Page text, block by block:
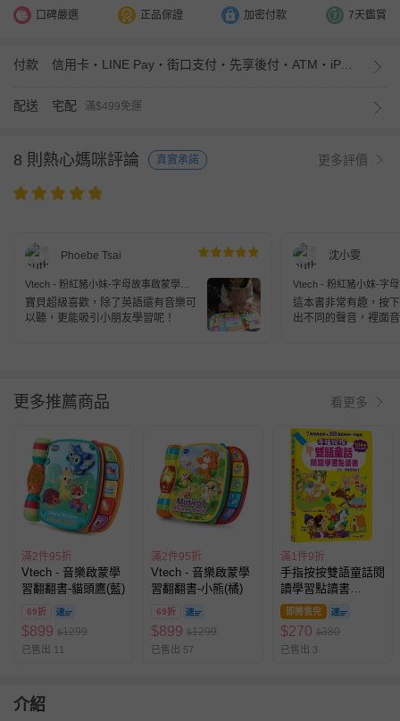
口碑嚴選 正品保證 加密付款 7天鑑賞
付款 信用卡・LINE Pay・街口支付・先享後付・ATM・iPASS MONEY
配送 宅配 滿$499免運
8 則熱心媽咪評論 真實承諾 更多評價
Phoebe Tsai
Vtech - 粉紅豬小妹-字母故事啟蒙學習
有聲書
寶貝超級喜歡，除了英語還有音樂可
以聽，更能吸引小朋友學習呢！
沈小雯
Vtech - 粉紅豬小妹-字
有聲書
這本書非常有趣，按
出不同的聲音，裡面
更多推薦商品 看更多
滿2件95折
Vtech - 音樂啟蒙學
習翻翻書-貓頭鷹(藍)
69折
$899 $1299
已售出 11
滿2件95折
Vtech - 音樂啟蒙學
習翻翻書-小熊(橘)
69折
$899 $1299
已售出 57
滿1件9折
手指按按雙語童話閱
讀學習點讀書
【中、英雙語發音】
即將售完
$270 $380
已售出 3
介紹